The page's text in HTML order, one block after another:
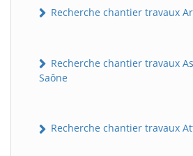
Recherche chantier travaux
Recherche chantier travaux
Saône
Recherche chantier travaux